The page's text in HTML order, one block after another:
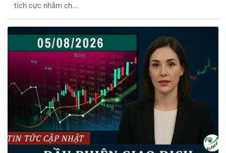
tích cực nhằm ch...